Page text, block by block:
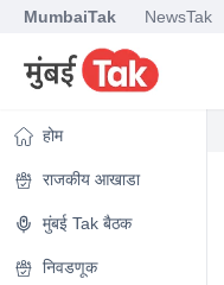
MumbaiTak NewsTak
होम
राजकीय आखाडा
मुंबई Tak बैठक
निवडणूक